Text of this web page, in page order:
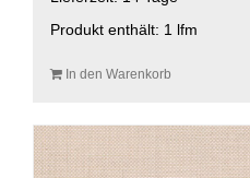
Produkt enthält: 1 lfm
In den Warenkorb